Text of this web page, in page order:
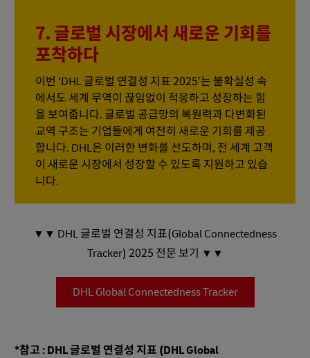
7. 글로벌 시장에서 새로운 기회를
포착하다
이번 ‘DHL 글로벌 연결성 지표 2025’는 불확실성 속
에서도 세계 무역이 끊임없이 적응하고 성장하는 힘
을 보여줍니다. 글로벌 공급망의 복원력과 다변화된
교역 구조는 기업들에게 여전히 새로운 기회를 제공
합니다. DHL은 이러한 변화를 선도하며, 전 세계 고객
이 새로운 시장에서 성장할 수 있도록 지원하고 있습
니다.
▼▼ DHL 글로벌 연결성 지표(Global Connectedness
Tracker) 2025 전문 보기 ▼▼
DHL Global Connectedness Tracker
*참고 : DHL 글로벌 연결성 지표 (DHL Global